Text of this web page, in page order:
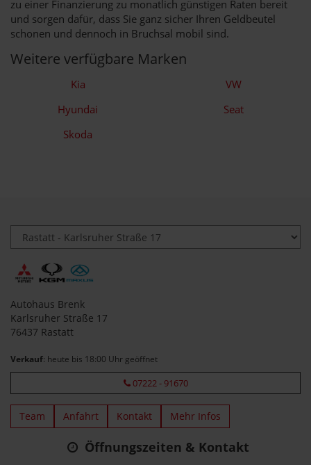
zu einer Finanzierung zu monatlich günstigen Raten bereit
und sorgen dafür, dass Sie ganz sicher Ihren Geldbeutel
schonen und dennoch in Bruchsal mobil sind.
Weitere verfügbare Marken
Kia
VW
Hyundai
Seat
Skoda
Autohaus Brenk
Karlsruher Straße 17
76437 Rastatt
Verkauf: heute bis 18:00 Uhr geöffnet
07222 - 91670
Team Anfahrt Kontakt Mehr Infos
Öffnungszeiten & Kontakt